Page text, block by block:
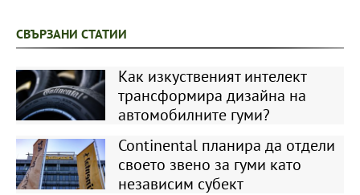
СВЪРЗАНИ СТАТИИ
Как изкуственият интелект
трансформира дизайна на
автомобилните гуми?
Continental планира да отдели
своето звено за гуми като
независим субект